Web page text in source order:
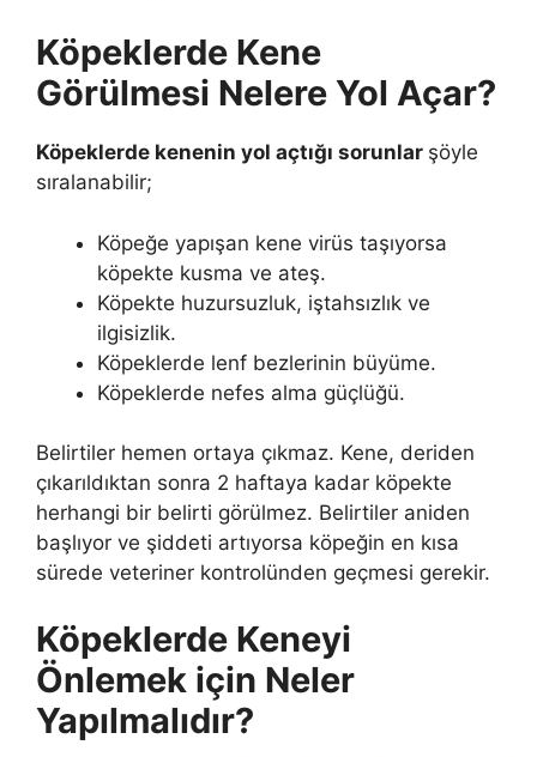
Köpeklerde Kene
Görülmesi Nelere Yol Açar?
Köpeklerde kenenin yol açtığı sorunlar şöyle
sıralanabilir;
Köpeğe yapışan kene virüs taşıyorsa
köpekte kusma ve ateş.
Köpekte huzursuzluk, iştahsızlık ve
ilgisizlik.
Köpeklerde lenf bezlerinin büyüme.
Köpeklerde nefes alma güçlüğü.
Belirtiler hemen ortaya çıkmaz. Kene, deriden
çıkarıldıktan sonra 2 haftaya kadar köpekte
herhangi bir belirti görülmez. Belirtiler aniden
başlıyor ve şiddeti artıyorsa köpeğin en kısa
sürede veteriner kontrolünden geçmesi gerekir.
Köpeklerde Keneyi
Önlemek için Neler
Yapılmalıdır?